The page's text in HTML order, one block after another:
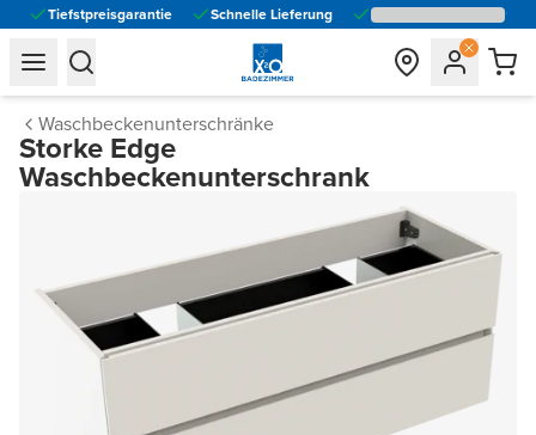
Tiefstpreisgarantie Schnelle Lieferung
general.navigation.toggle_menu.label
general.navigation.toggle_menu.label
Waschbeckenunterschränke
Storke Edge
Waschbeckenunterschrank